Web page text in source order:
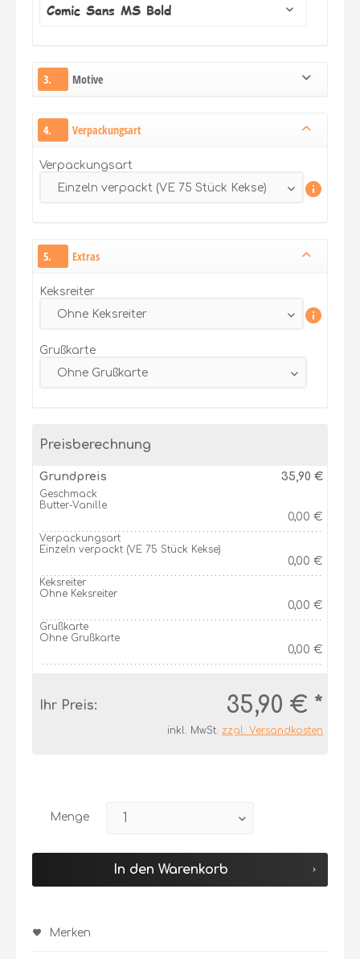
Comic Sans MS Bold
3. Motive
4. Verpackungsart
Verpackungsart
5. Extras
Keksreiter
Grußkarte
Preisberechnung
Grundpreis 35,90 €
Geschmack
Butter-Vanille
0,00 €
Verpackungsart
Einzeln verpackt (VE 75 Stück Kekse)
0,00 €
Keksreiter
Ohne Keksreiter
0,00 €
Grußkarte
Ohne Grußkarte
0,00 €
Ihr Preis: 35,90 € *
inkl. MwSt. zzgl. Versandkosten
Menge
In den Warenkorb
Merken